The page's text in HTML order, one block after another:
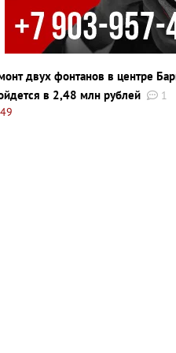
двух фонтанов в центре
в 2,48 млн рублей
1